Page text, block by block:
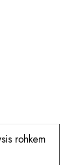
rohkem